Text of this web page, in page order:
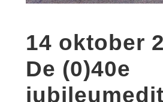
14 oktober
De (0)40e